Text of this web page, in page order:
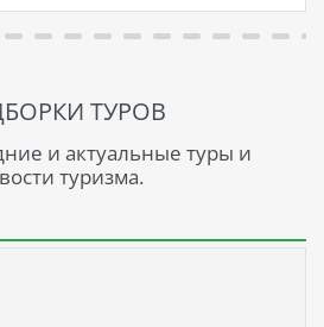
ТУРОВ
и актуальные туры и
туризма.